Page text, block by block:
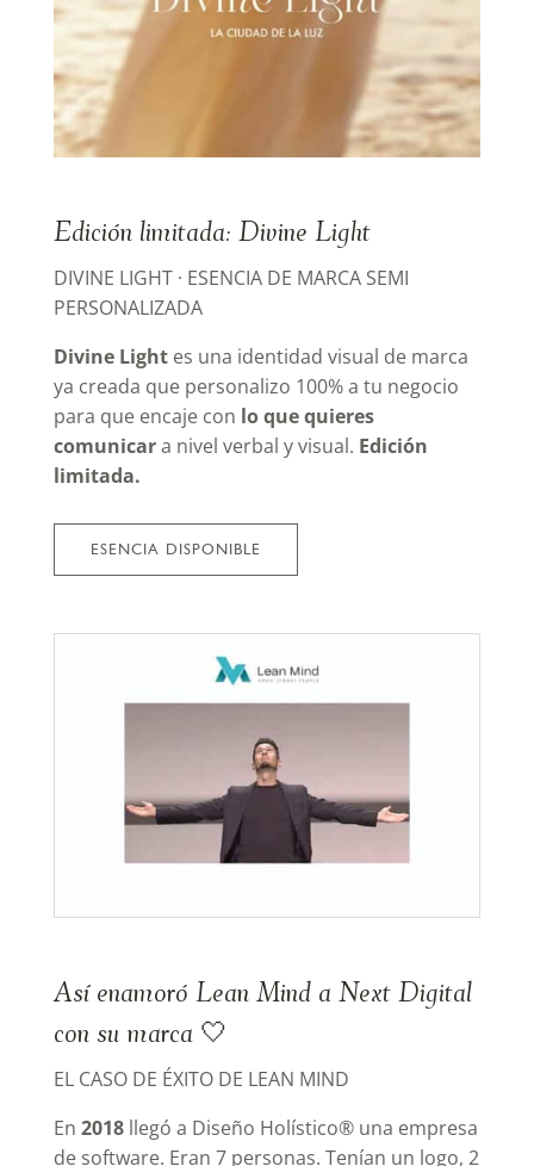
Edición limitada: Divine Light
DIVINE LIGHT · ESENCIA DE MARCA SEMI
PERSONALIZADA
Divine Lightes una identidad visual de marca
ya creada que personalizo 100% a tu negocio
para que encaje con lo que quieres
comunicara nivel verbal y visual. Edición
limitada.
ESENCIA DISPONIBLE
Así enamoró Lean Mind a Next Digital
con su marca 🤍
EL CASO DE ÉXITO DE LEAN MIND
En 2018llegó a Diseño Holístico® una empresa
de software. Eran 7 personas. Tenían un logo, 2